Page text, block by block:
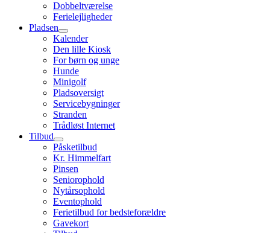
Dobbeltværelse
Ferielejligheder
Pladsen
Kalender
Den lille Kiosk
For børn og unge
Hunde
Minigolf
Pladsoversigt
Servicebygninger
Stranden
Trådløst Internet
Tilbud
Påsketilbud
Kr. Himmelfart
Pinsen
Seniorophold
Nytårsophold
Eventophold
Ferietilbud for bedsteforældre
Gavekort